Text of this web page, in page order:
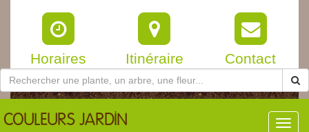
Horaires Itinéraire Contact
COULEURS JARDIN